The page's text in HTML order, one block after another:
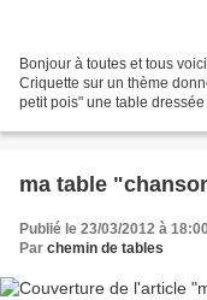
Bonjour à toutes et tous
Criquette sur un thème
petit pois" une table
ma table
Publié le 23/03/2012 à
Par chemin de tables